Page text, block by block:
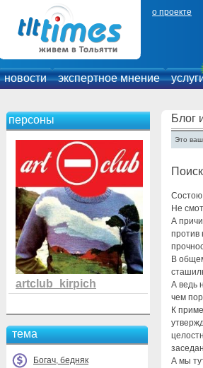
о проекте
новости экспертное мнение
персоны
artclub_kirpich
тема
Богач, бедняк
Блог
Это ваш
Состою
Не
А
против
В
А ведь
чем
К
А мы